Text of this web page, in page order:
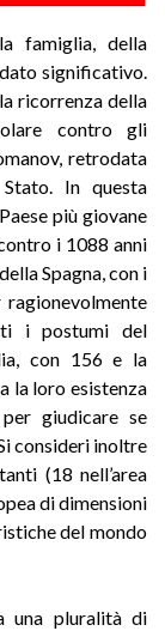
famiglia, della
significativo.
ricorrenza della
contro gli
retrodata
In questa
più giovane
i 1088 anni
Spagna, con i
i postumi del
con 156 e la
la loro esistenza
giudicare se
consideri inoltre
(18 nell’area
di dimensioni
del mondo
una pluralità di